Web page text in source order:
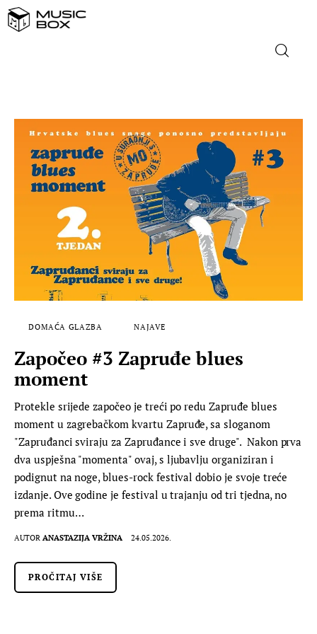
DOMAĆA GLAZBA
STRANA GLAZBA
FILM
MUSIC BOX
DOMAĆA GLAZBA NAJAVE
Započeo #3 Zapruđe blues
moment
Protekle srijede započeo je treći po redu Zapruđe blues
moment u zagrebačkom kvartu Zapruđe, sa sloganom
"Zapruđanci sviraju za Zapruđance i sve druge". Nakon prva
dva uspješna "momenta" ovaj, s ljubavlju organiziran i
podignut na noge, blues-rock festival dobio je svoje treće
izdanje. Ove godine je festival u trajanju od tri tjedna, no
prema ritmu…
AUTOR ANASTAZIJA VRŽINA 24.05.2026.
PROČITAJ VIŠE